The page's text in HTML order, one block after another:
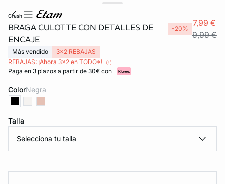
INVISIBLE
crush
BRAGA CULOTTE CON DETALLES DE
ENCAJE
-20%
7,99 €
9,99 €
Más vendido
3x2 REBAJAS
REBAJAS: ¡Ahora 3x2 en TODO*!
Paga en 3 plazos a partir de 30€ con
Color negra
Talla
Selecciona tu talla